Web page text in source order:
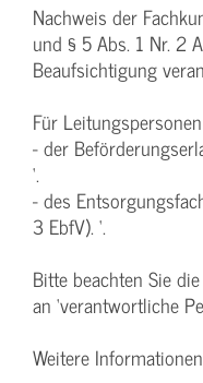
Nachweis der
und § 5 Abs. 1 Nr. 2
Beaufsichtigung
Für
- der
‘.
- des
3 EbfV). ‘.
Bitte beachten Sie
an ‘verantwortliche
Weitere